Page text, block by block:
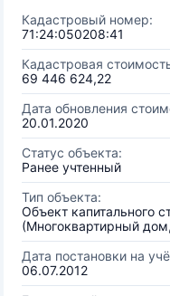
Кадастровый номер:
71:24:050208:41
Кадастровая
69 446 624,22
Дата обновления
20.01.2020
Статус объекта:
Ранее учтенный
Тип объекта:
Объект капитального
(Многоквартирный
Дата постановки на
06.07.2012